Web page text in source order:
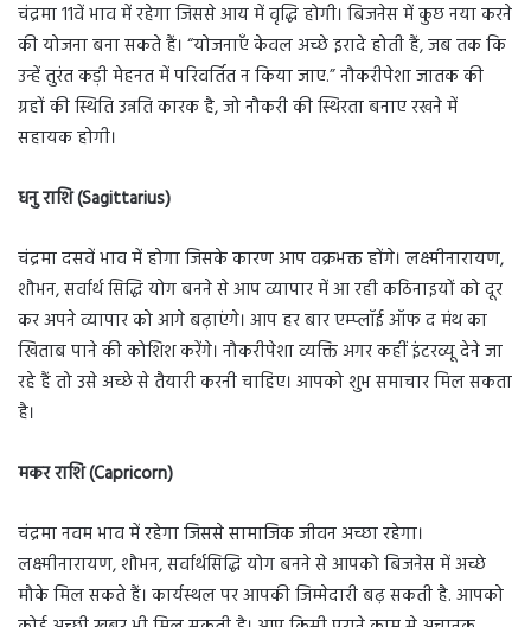
चंद्रमा 11वें भाव में रहेगा जिससे आय में वृद्धि होगी। बिजनेस में कुछ नया करने
की योजना बना सकते हैं। “योजनाएँ केवल अच्छे इरादे होती हैं, जब तक कि
उन्हें तुरंत कड़ी मेहनत में परिवर्तित न किया जाए.” नौकरीपेशा जातक की
ग्रहों की स्थिति उन्नति कारक है, जो नौकरी की स्थिरता बनाए रखने में
सहायक होगी।
धनु राशि (Sagittarius)
चंद्रमा दसवें भाव में होगा जिसके कारण आप वक्रभक्त होंगे। लक्ष्मीनारायण,
शौभन, सर्वार्थ सिद्धि योग बनने से आप व्यापार में आ रही कठिनाइयों को दूर
कर अपने व्यापार को आगे बढ़ाएंगे। आप हर बार एम्प्लॉई ऑफ द मंथ का
खिताब पाने की कोशिश करेंगे। नौकरीपेशा व्यक्ति अगर कहीं इंटरव्यू देने जा
रहे हैं तो उसे अच्छे से तैयारी करनी चाहिए। आपको शुभ समाचार मिल सकता
है।
मकर राशि (Capricorn)
चंद्रमा नवम भाव में रहेगा जिससे सामाजिक जीवन अच्छा रहेगा।
लक्ष्मीनारायण, शौभन, सर्वार्थसिद्धि योग बनने से आपको बिजनेस में अच्छे
मौके मिल सकते हैं। कार्यस्थल पर आपकी जिम्मेदारी बढ़ सकती है. आपको